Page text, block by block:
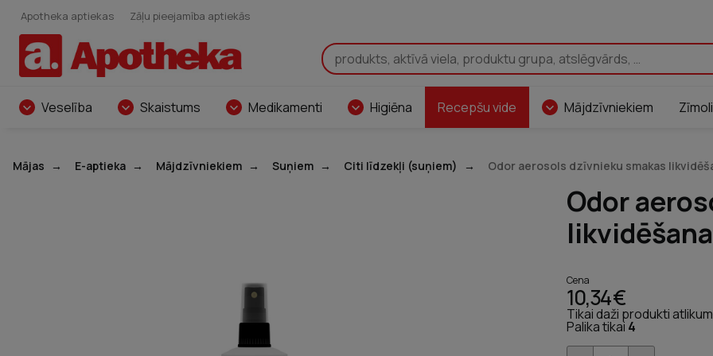
Apotheka aptiekas Zāļu pieejamība aptiekās
Veselība Skaistums Medikamenti Higiēna Recepšu vide Mājdzīvniekiem Zīmoli
Mājas E-aptieka Mājdzīvniekiem Suņiem Citi līdzekļi (suņiem) Odor aerosols dzīvnieku smakas
Odor
Cena
10,34 €
Tikai daži produkti
Palika tikai 4